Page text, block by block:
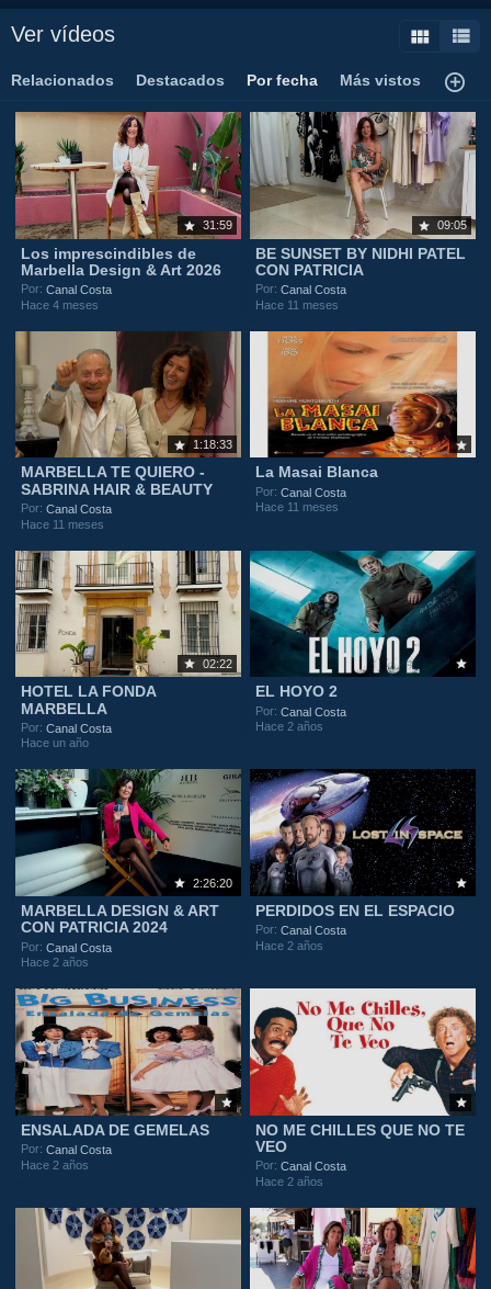
Ver vídeos
Relacionados Destacados Por fecha Más vistos
31:59
Los imprescindibles de
Marbella Design & Art 2026
Por:Canal Costa
Hace 4 meses
09:05
BE SUNSET BY NIDHI PATEL
CON PATRICIA
Por:Canal Costa
Hace 11 meses
1:18:33
MARBELLA TE QUIERO -
SABRINA HAIR & BEAUTY
Por:Canal Costa
Hace 11 meses
La Masai Blanca
Por:Canal Costa
Hace 11 meses
02:22
HOTEL LA FONDA
MARBELLA
Por:Canal Costa
Hace un año
EL HOYO 2
Por:Canal Costa
Hace 2 años
2:26:20
MARBELLA DESIGN & ART
CON PATRICIA 2024
Por:Canal Costa
Hace 2 años
PERDIDOS EN EL ESPACIO
Por:Canal Costa
Hace 2 años
ENSALADA DE GEMELAS
Por:Canal Costa
Hace 2 años
NO ME CHILLES QUE NO TE
VEO
Por:Canal Costa
Hace 2 años